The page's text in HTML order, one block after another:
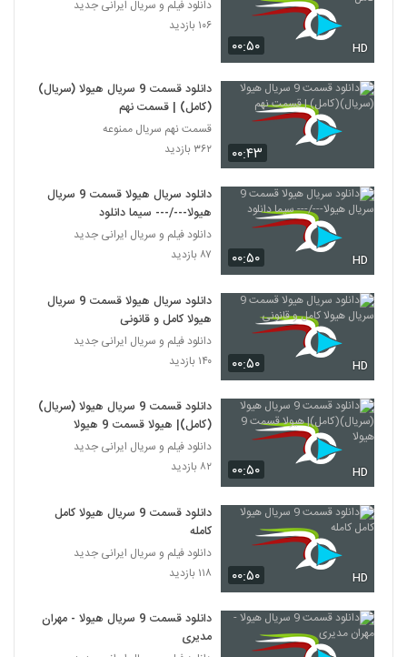
۰۰:۵۰ HD
دانلود فیلم و سریال ایرانی جدید
۱۰۶ بازدید
۰۰:۴۳
دانلود قسمت 9 سریال هیولا (سریال)
(کامل) | قسمت نهم
قسمت نهم سریال ممنوعه
۳۶۲ بازدید
۰۰:۵۰ HD
دانلود سریال هیولا قسمت 9 سریال
هیولا---/--- سیما دانلود
دانلود فیلم و سریال ایرانی جدید
۸۷ بازدید
۰۰:۵۰ HD
دانلود سریال هیولا قسمت 9 سریال
هیولا کامل و قانونی
دانلود فیلم و سریال ایرانی جدید
۱۴۰ بازدید
۰۰:۵۰ HD
دانلود قسمت 9 سریال هیولا (سریال)
(کامل)| هیولا قسمت 9 هیولا
دانلود فیلم و سریال ایرانی جدید
۸۲ بازدید
۰۰:۵۰ HD
دانلود قسمت 9 سریال هیولا کامل
کامله
دانلود فیلم و سریال ایرانی جدید
۱۱۸ بازدید
دانلود قسمت 9 سریال هیولا - مهران
مدیری